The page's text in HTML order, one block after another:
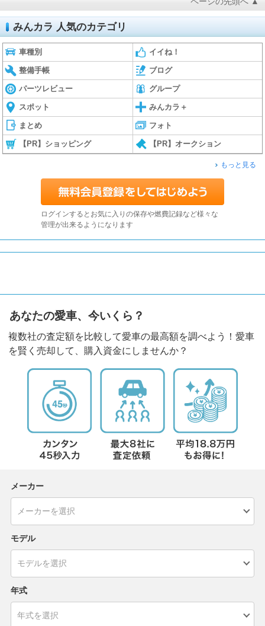
みんカラ 人気のカテゴリ
車種別 イイね！
整備手帳 ブログ
パーツレビュー グループ
スポット みんカラ＋
まとめ フォト
【PR】ショッピング 【PR】オークション
もっと見る
ログインするとお気に入りの保存や燃費記録など様々な
管理が出来るようになります
あなたの愛車、今いくら？
複数社の査定額を比較して愛車の最高額を調べよう！愛車
を賢く売却して、購入資金にしませんか？
メーカー
モデル
年式